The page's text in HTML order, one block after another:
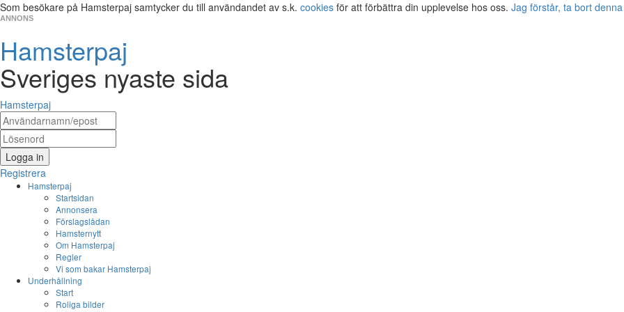
Som besökare på Hamsterpaj samtycker du till användandet av s.k. cookies för att förbättra din upplevelse hos oss. Jag förstår, ta bort
ANNONS
Hamsterpaj
Sveriges nyaste sida
Hamsterpaj
Logga in
Registrera
Hamsterpaj
Startsidan
Annonsera
Förslagslådan
Hamsternytt
Om Hamsterpaj
Regler
Vi som bakar Hamsterpaj
Underhållning
Start
Roliga bilder